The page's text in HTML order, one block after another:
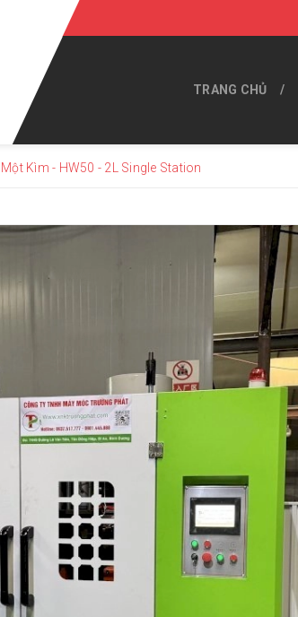
TRANG CHỦ
Kìm - HW50 - 2L Single Station